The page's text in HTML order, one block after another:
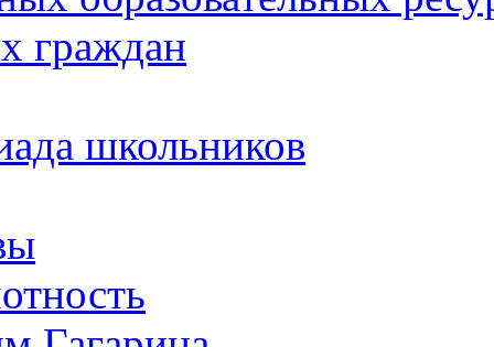
граждан
школьников